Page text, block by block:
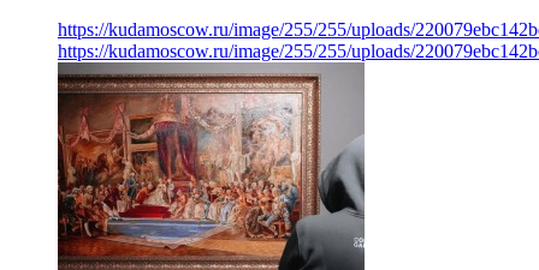
https://kudamoscow.ru/image/255/255/uploads/
https://kudamoscow.ru/image/255/255/uploads/